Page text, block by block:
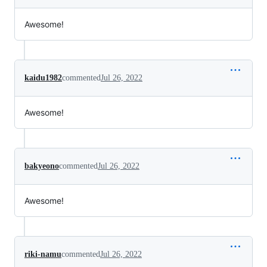
Awesome!
kaidu1982commentedJul 26, 2022
Awesome!
bakyeonocommentedJul 26, 2022
Awesome!
riki-namucommentedJul 26, 2022